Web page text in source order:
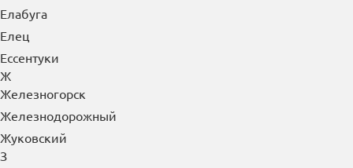
Дубна
Евпатория
Егорьевск
Ейск
Екатеринбург
Елабуга
Елец